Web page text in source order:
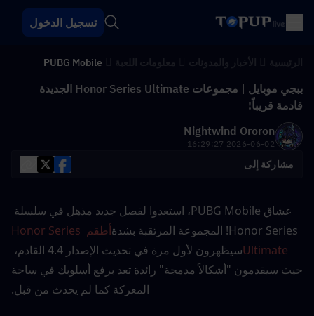
تسجيل الدخول
PUBG Mobile
ببجي موبايل | مجموعات Honor Series Ultimate الجديدة
قادمة قريباً!
Nightwind Ororon
2026-06-02 16:29:27
مشاركة إلى
Honor Series! المجموعة المرتقبة بشدة
أطقم Honor Series
Ultimate
المعركة كما لم يحدث من قبل.